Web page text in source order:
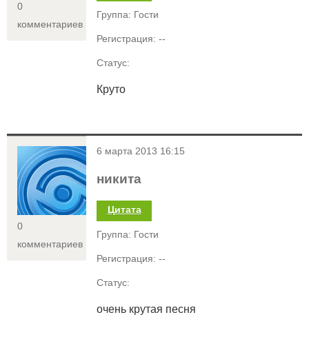
0
комментариев
Группа: Гости
Регистрация: --
Статус:
Круто
<
0
комментариев
6 марта 2013 16:15
никита
Цитата
Группа: Гости
Регистрация: --
Статус:
очень крутая песня